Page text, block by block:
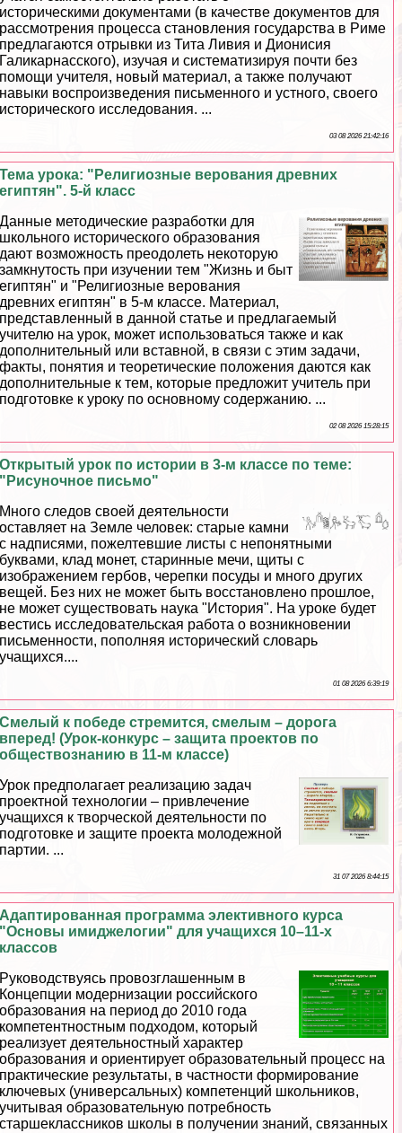
историческими документами (в качестве документов для
рассмотрения процесса становления государства в Риме
предлагаются отрывки из Тита Ливия и Дионисия
Галикарнасского), изучая и систематизируя почти без
помощи учителя, новый материал, а также получают
навыки воспроизведения письменного и устного, своего
исторического исследования. ...
03 08 2026 21:42:16
Тема урока: "Религиозные верования древних
египтян". 5-й класс
Данные методические разработки для
школьного исторического образования
дают возможность преодолеть некоторую
замкнутость при изучении тем "Жизнь и быт
египтян" и "Религиозные верования
древних египтян" в 5-м классе. Материал,
представленный в данной статье и предлагаемый
учителю на урок, может использоваться также и как
дополнительный или вставной, в связи с этим задачи,
факты, понятия и теоретические положения даются как
дополнительные к тем, которые предложит учитель при
подготовке к уроку по основному содержанию. ...
02 08 2026 15:28:15
Открытый урок по истории в 3-м классе по теме:
"Рисуночное письмо"
Много следов своей деятельности
оставляет на Земле человек: старые камни
с надписями, пожелтевшие листы с непонятными
буквами, клад монет, старинные мечи, щиты с
изображением гербов, черепки посуды и много других
вещей. Без них не может быть восстановлено прошлое,
не может существовать наука "История". На уроке будет
вестись исследовательская работа о возникновении
письменности, пополняя исторический словарь
учащихся....
01 08 2026 6:39:19
Смелый к победе стремится, смелым – дорога
вперед! (Урок-конкурс – защита проектов по
обществознанию в 11-м классе)
Урок предполагает реализацию задач
проектной технологии – привлечение
учащихся к творческой деятельности по
подготовке и защите проекта молодежной
партии. ...
31 07 2026 8:44:15
Адаптированная программа элективного курса
"Основы имиджелогии" для учащихся 10–11-х
классов
Руководствуясь провозглашенным в
Концепции модернизации российского
образования на период до 2010 года
компетентностным подходом, который
реализует деятельностный хаpaктер
образования и ориентирует образовательный процесс на
пpaктические результаты, в частности формирование
ключевых (универсальных) компетенций школьников,
учитывая образовательную потребность
старшеклассников школы в получении знаний, связанных